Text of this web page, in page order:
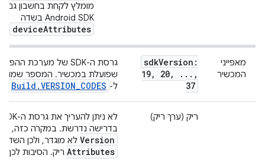
מומלץ לקחת בחשבון גם
Android SDK בשדה
deviceAttributes
מאפייני
המכשיר
sdkVersion:
19, 20, . . . ,
37
שפועלת במכשיר. המספר
ל- Build.VERSION_CODES
ריק (ערך ריק)
בדרישה נדרשת. במקרה כזה,
Version לא מוגדר, ולכן השדה
Attributes ריק. הסיבות לכך